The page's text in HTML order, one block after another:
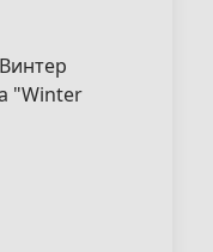
"Winter